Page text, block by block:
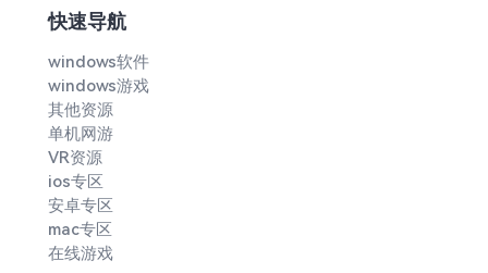
快速导航
windows软件
windows游戏
其他资源
单机网游
VR资源
ios专区
安卓专区
mac专区
在线游戏